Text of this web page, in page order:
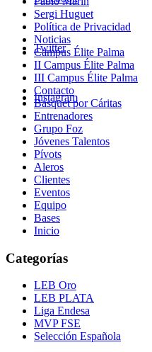
Twitter
Instagram
Sergi Huguet
Política de Privacidad
Noticias
Campus Élite Palma
II Campus Élite Palma
III Campus Élite Palma
Contacto
Básquet por Cáritas
Entrenadores
Grupo Foz
Jóvenes Talentos
Pívots
Aleros
Clientes
Eventos
Equipo
Bases
Inicio
Categorías
LEB Oro
LEB PLATA
Liga Endesa
MVP FSE
Selección Española